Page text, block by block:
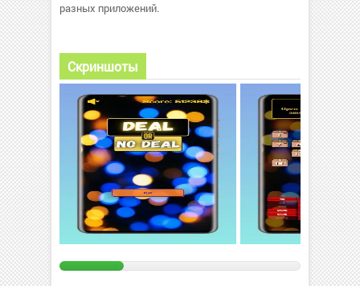
разных приложений.
Скриншоты